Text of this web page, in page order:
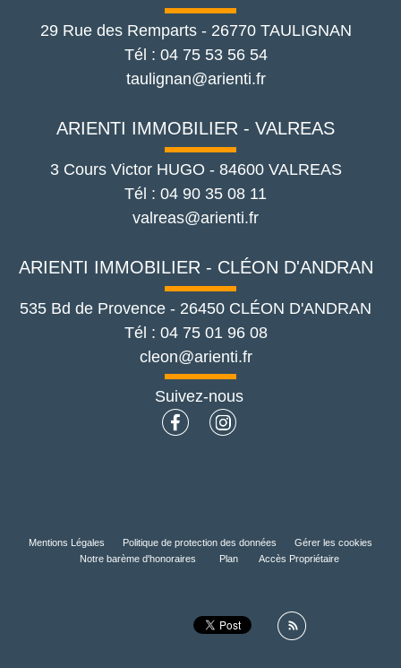
29 Rue des Remparts- 26770 TAULIGNAN
Tél : 04 75 53 56 54
taulignan@arienti.fr
ARIENTI IMMOBILIER - VALREAS
3 Cours Victor HUGO - 84600 VALREAS
Tél :04 90 35 08 11
valreas@arienti.fr
ARIENTI IMMOBILIER - CLÉON D'ANDRAN
535 Bd de Provence - 26450 CLÉON D'ANDRAN
Tél : 04 75 01 96 08
cleon@arienti.fr
Suivez-nous
Mentions Légales Politique de protection des données
Gérer les cookies
Notre barème d'honoraires
Plan Accès Propriétaire